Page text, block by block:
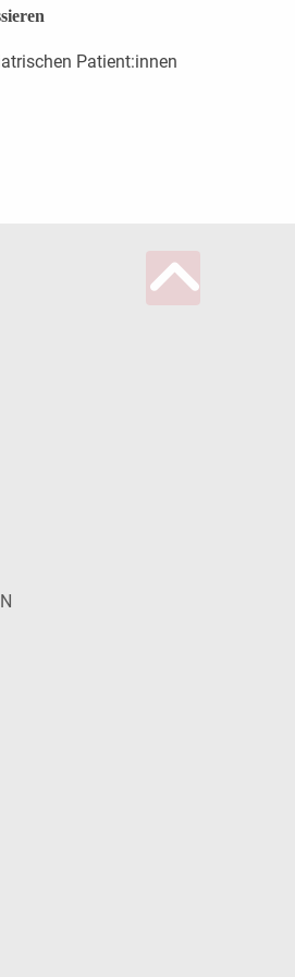
Patient:innen